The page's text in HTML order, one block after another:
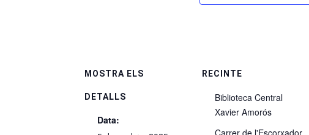
MOSTRA ELS
DETALLS
Data:
RECINTE
Biblioteca Central
Xavier Amorós